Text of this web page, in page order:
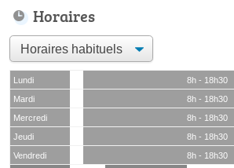
Horaires
Lundi
8h - 18h30
Mardi
8h - 18h30
Mercredi
8h - 18h30
Jeudi
8h - 18h30
Vendredi
8h - 18h30